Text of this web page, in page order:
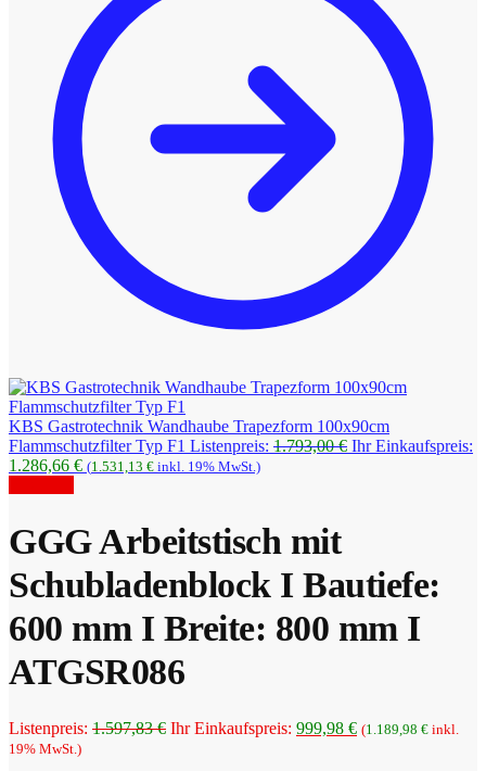
KBS Gastrotechnik Wandhaube Trapezform 100x90cm
Flammschutzfilter Typ F1 Listenpreis: 1.793,00€ Ursprünglicher
Ihr Einkaufspreis:
1.286,66 €Aktueller
(1.531,13 € inkl. 19% MwSt.)
GGG Arbeitstisch mit
Schubladenblock I Bautiefe:
600 mm I Breite: 800 mm I
ATGSR086
Listenpreis: 1.597,83€ Ursprünglicher
Ihr Einkaufspreis: 999,98 €Aktueller
(1.189,98 € inkl.
19% MwSt.)